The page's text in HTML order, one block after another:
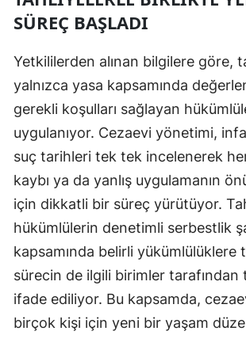
SÜREÇ BAŞLADI
Yetkililerden alınan bilgilere göre,
yalnızca yasa kapsamında
gerekli koşulları sağlayan
uygulanıyor. Cezaevi yönetimi,
suç tarihleri tek tek incelenerek
kaybı ya da yanlış uygulamanın
için dikkatli bir süreç yürütüyor.
hükümlülerin denetimli serbestlik
kapsamında belirli yükümlülüklere
sürecin de ilgili birimler tarafından
ifade ediliyor. Bu kapsamda,
birçok kişi için yeni bir yaşam